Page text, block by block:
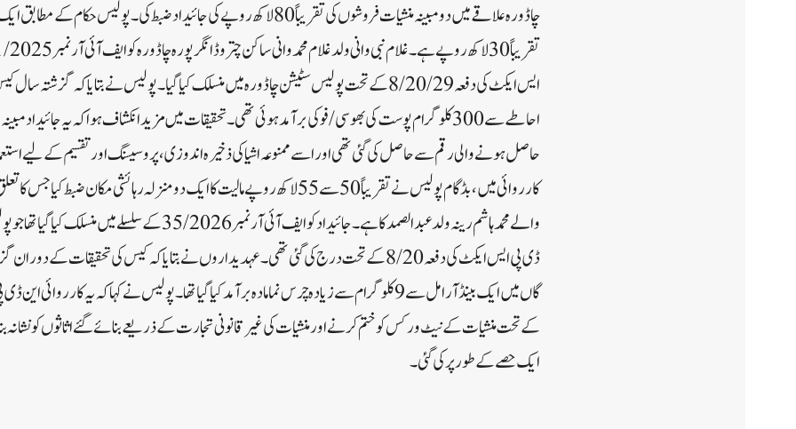
چاڈورہ علاقے میں دو مبینہ منشیات فروشوں کی تقریباً 80 لاکھ روپے کی جائیداد ضبط
ایس ایکٹ کی دفعہ 8/20/29 کے تحت پولیس سٹیشن چاڈورہ میں منسلک کیا گیا ۔پولیس نے بتایا کہ
احاطے سے 300 کلو گرام پوست کی بھوسی/فوکی برآمد ہوئی تھی۔ تحقیقات میں مزید انکشاف ہوا کہ یہ جائیداد
حاصل ہونے والی رقم سے حاصل کی گئی تھی اور اسے ممنوعہ اشیا کی ذخیرہ اندوزی، پروسیسنگ اور تقسیم کے لیے
کارروائی میں، بڈگام پولیس نے تقریباً 50 سے 55 لاکھ روپے مالیت کا ایک دو منزلہ رہائشی
والے محمد ہاشم رینہ ولد عبدالصمد کا ہے۔جائیداد کو ایف آئی آر نمبر 35/
ڈی پی ایس ایکٹ کی دفعہ 8/20 کے تحت درج کی گئی تھی۔ عہدیداروں نے بتایا کہ کیس کی تحقیقات کے
گاں میں ایک بینڈ آرا مل سے 9 کلو گرام سے زیادہ چرس نما مادہ برآمد کیا گیا تھا۔پولیس نے کہا کہ یہ
کے تحت منشیات کے نیٹ ورکس کو ختم کرنے اور منشیات کی غیر قانونی تجارت کے ذریعے بنائے گئے اثاثوں کو
ایک حصے کے طور پر کی گئی۔